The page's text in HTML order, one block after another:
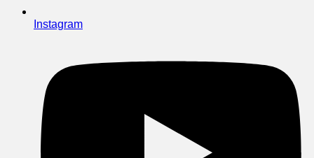
Instagram